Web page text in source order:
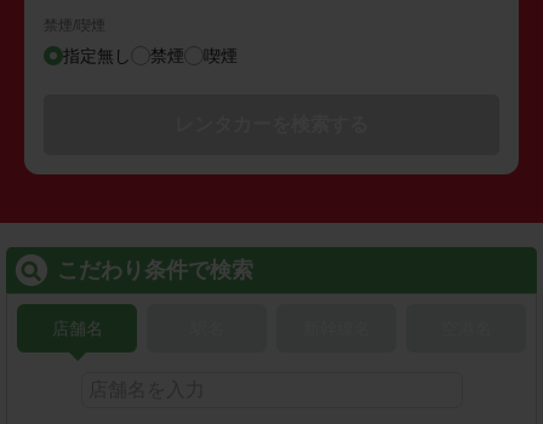
禁煙/喫煙
指定無し 禁煙 喫煙
こだわり条件で検索
店舗名